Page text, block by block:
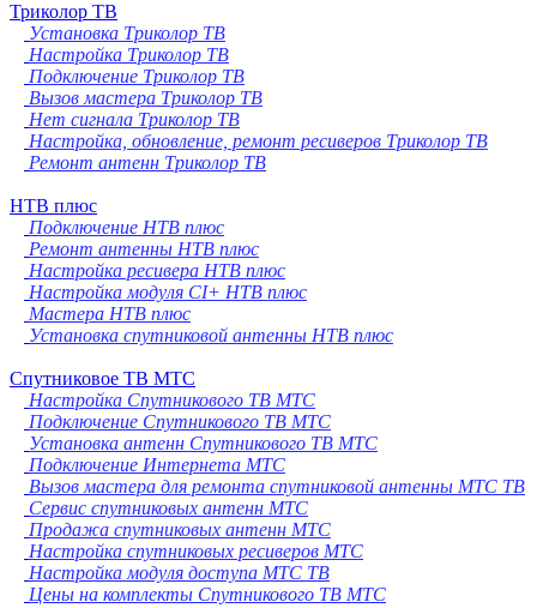
Триколор ТВ
Установка Триколор ТВ
Настройка Триколор ТВ
Подключение Триколор ТВ
Вызов мастера Триколор ТВ
Нет сигнала Триколор ТВ
Настройка, обновление, ремонт ресиверов Триколор ТВ
Ремонт антенн Триколор ТВ
НТВ плюс
Подключение НТВ плюс
Ремонт антенны НТВ плюс
Настройка ресивера НТВ плюс
Настройка модуля CI+ НТВ плюс
Мастера НТВ плюс
Установка спутниковой антенны НТВ плюс
Спутниковое ТВ МТС
Настройка Спутникового ТВ МТС
Подключение Спутникового ТВ МТС
Установка антенн Спутникового ТВ МТС
Подключение Интернета МТС
Вызов мастера для ремонта спутниковой антенны МТС ТВ
Сервис спутниковых антенн МТС
Продажа спутниковых антенн МТС
Настройка спутниковых ресиверов МТС
Настройка модуля доступа МТС ТВ
Цены на комплекты Спутникового ТВ МТС